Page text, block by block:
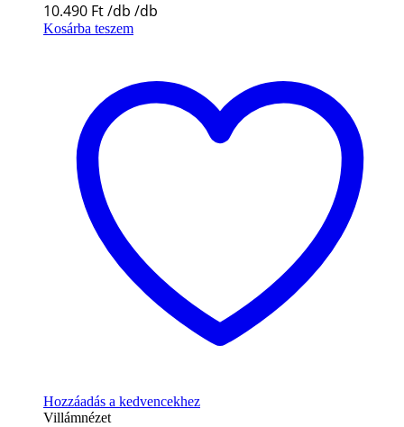
10.490 Ft
Kosárba teszem
Hozzáadás a kedvencekhez
Villámnézet